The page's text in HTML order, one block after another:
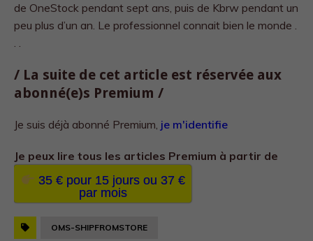
de OneStock pendant sept ans, puis de Kbrw pendant un
peu plus d’un an. Le professionnel connait bien le monde .
. .
/ La suite de cet article est réservée aux
abonné(e)s Premium /
Je suis déjà abonné Premium, je m'identifie
Je peux lire tous les articles Premium à partir de
35 € pour 15 jours ou 37 €
par mois
OMS-SHIPFROMSTORE